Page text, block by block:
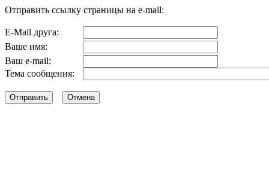
Отправить ссылку страницы на e-mail:
E-Mail друга:
Ваше имя:
Ваш e-mail:
Тема сообщения: